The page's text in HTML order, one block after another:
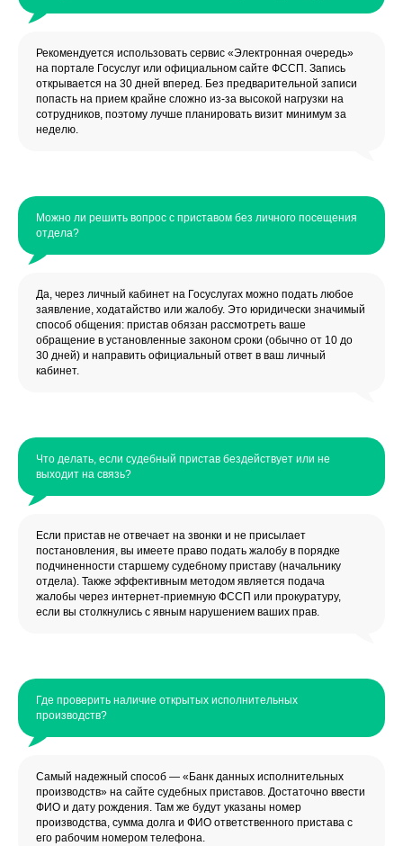
Рекомендуется использовать сервис «Электронная очередь»
на портале Госуслуг или официальном сайте ФССП. Запись
открывается на 30 дней вперед. Без предварительной записи
попасть на прием крайне сложно из-за высокой нагрузки на
сотрудников, поэтому лучше планировать визит минимум за
неделю.
Можно ли решить вопрос с приставом без личного посещения
отдела?
Да, через личный кабинет на Госуслугах можно подать любое
заявление, ходатайство или жалобу. Это юридически значимый
способ общения: пристав обязан рассмотреть ваше
обращение в установленные законом сроки (обычно от 10 до
30 дней) и направить официальный ответ в ваш личный
кабинет.
Что делать, если судебный пристав бездействует или не
выходит на связь?
Если пристав не отвечает на звонки и не присылает
постановления, вы имеете право подать жалобу в порядке
подчиненности старшему судебному приставу (начальнику
отдела). Также эффективным методом является подача
жалобы через интернет-приемную ФССП или прокуратуру,
если вы столкнулись с явным нарушением ваших прав.
Где проверить наличие открытых исполнительных
производств?
Самый надежный способ — «Банк данных исполнительных
производств» на сайте судебных приставов. Достаточно ввести
ФИО и дату рождения. Там же будут указаны номер
производства, сумма долга и ФИО ответственного пристава с
его рабочим номером телефона.